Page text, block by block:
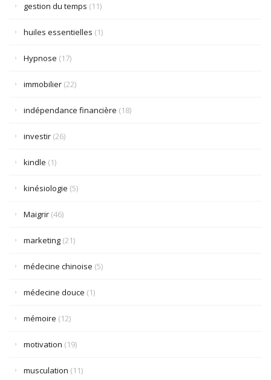
gestion du temps (11)
huiles essentielles (1)
Hypnose (17)
immobilier (22)
indépendance financière (18)
investir (26)
kindle (1)
kinésiologie (5)
Maigrir (46)
marketing (21)
médecine chinoise (5)
médecine douce (1)
mémoire (12)
motivation (19)
musculation (11)